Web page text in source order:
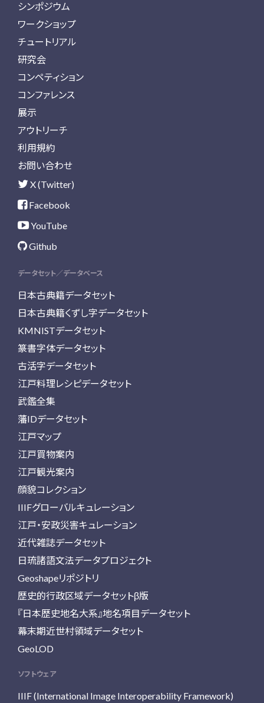
シンポジウム
ワークショップ
チュートリアル
研究会
コンペティション
コンファレンス
展示
アウトリーチ
利用規約
お問い合わせ
X (Twitter)
Facebook
YouTube
Github
データセット／データベース
日本古典籍データセット
日本古典籍くずし字データセット
KMNISTデータセット
篆書字体データセット
古活字データセット
江戸料理レシピデータセット
武鑑全集
藩IDデータセット
江戸マップ
江戸買物案内
江戸観光案内
顔貌コレクション
IIIFグローバルキュレーション
江戸・安政災害キュレーション
近代雑誌データセット
日琉諸語文法データプロジェクト
Geoshapeリポジトリ
歴史的行政区域データセットβ版
『日本歴史地名大系』地名項目データセット
幕末期近世村領域データセット
GeoLOD
ソフトウェア
IIIF (International Image Interoperability Framework)